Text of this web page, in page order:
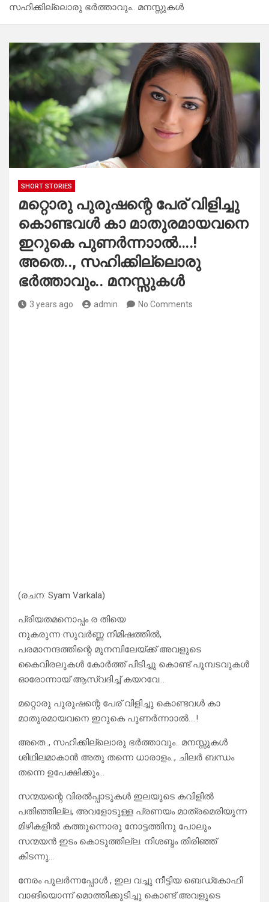
സഹിക്കില്ലൊരു ഭർത്താവും.. മനസ്സുകൾ
SHORT STORIES
മറ്റൊരു പുരുഷന്റെ പേര് വിളിച്ചു
കൊണ്ടവൾ കാ മാതുരമായവനെ
ഇറുകെ പുണർന്നാാൽ….!
അതെ.., സഹിക്കില്ലൊരു
ഭർത്താവും.. മനസ്സുകൾ
3 years ago admin No Comments
(രചന: Syam Varkala)
പ്രിയതമനൊപ്പം ര തിയെ
നുകരുന്ന സുവർണ്ണ നിമിഷത്തിൽ,
പരമാനന്ദത്തിന്റെ മുനമ്പിലേയ്ക്ക് അവളുടെ
കൈവിരലുകൾ കോർത്ത് പിടിച്ചു കൊണ്ട് പൂമ്പടവുകൾ
ഓരോന്നായ് ആസ്വദിച്ച് കയറവേ…
മറ്റൊരു പുരുഷന്റെ പേര് വിളിച്ചു കൊണ്ടവൾ കാ
മാതുരമായവനെ ഇറുകെ പുണർന്നാാൽ….!
അതെ.., സഹിക്കില്ലൊരു ഭർത്താവും.. മനസ്സുകൾ
ശിഥിലമാകാൻ അതു തന്നെ ധാരാളം.., ചിലർ ബന്ധം
തന്നെ ഉപേക്ഷിക്കും…
സന്മയന്റെ വിരൽപ്പാടുകൾ ഇലയുടെ കവിളിൽ
പതിഞ്ഞില്ല, അവളോടുള്ള പ്രണയം മാത്രമെരിയുന്ന
മിഴികളിൽ കത്തുന്നൊരു നോട്ടത്തിനു പോലും
സന്മയൻ ഇടം കൊടുത്തില്ല. നിശബ്ദം തിരിഞ്ഞ്
കിടന്നു…
നേരം പുലർന്നപ്പോൾ , ഇല വച്ചു നീട്ടിയ ബെഡ്കോഫി
വാങിയൊന്ന് മൊത്തിക്കുടിച്ചു കൊണ്ട് അവളുടെ